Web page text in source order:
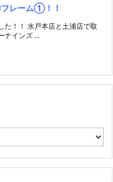
フレーム①！！
た！！ 水戸本店と土浦店で取
ナインズ ...